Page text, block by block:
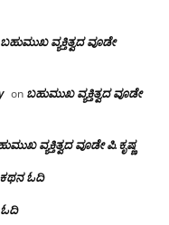
ಬಹುಮುಖ ವ್ಯಕ್ತಿತ್ವದ ವೂಡೇ
on ಬಹುಮುಖ ವ್ಯಕ್ತಿತ್ವದ ವೂಡೇ
ವ್ಯಕ್ತಿತ್ವದ ವೂಡೇ ಪಿ.ಕೃಷ್ಣ
ಓದಿ
ಓದಿ